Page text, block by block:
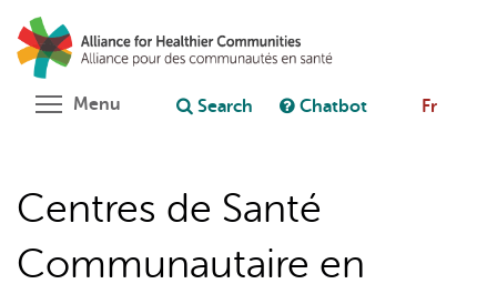
main
content
Ask chatbot
Menu Toggle menu visibility
Search Chatbot Fr
Centres de Santé
Communautaire en